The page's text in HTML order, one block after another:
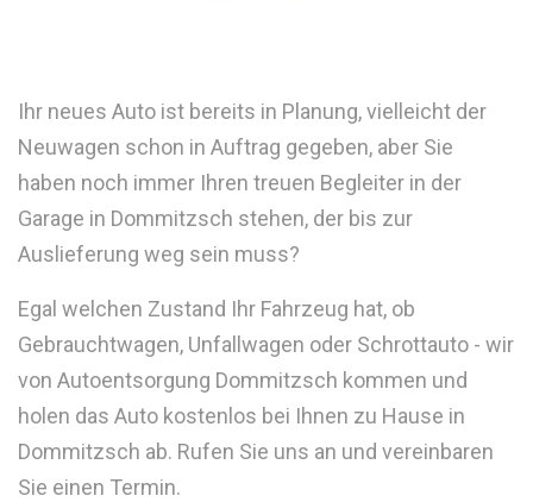
Ihr neues Auto ist bereits in Planung, vielleicht der
Neuwagen schon in Auftrag gegeben, aber Sie
haben noch immer Ihren treuen Begleiter in der
Garage in Dommitzsch stehen, der bis zur
Auslieferung weg sein muss?
Egal welchen Zustand Ihr Fahrzeug hat, ob
Gebrauchtwagen, Unfallwagen oder Schrottauto - wir
von Autoentsorgung Dommitzsch kommen und
holen das Auto kostenlos bei Ihnen zu Hause in
Dommitzsch ab. Rufen Sie uns an und vereinbaren
Sie einen Termin.